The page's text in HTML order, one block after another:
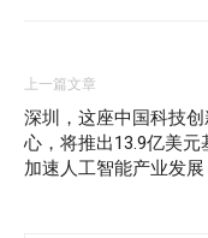
上一篇文章
深圳，这座中国科技创
心，将推出13.9亿美元
加速人工智能产业发展